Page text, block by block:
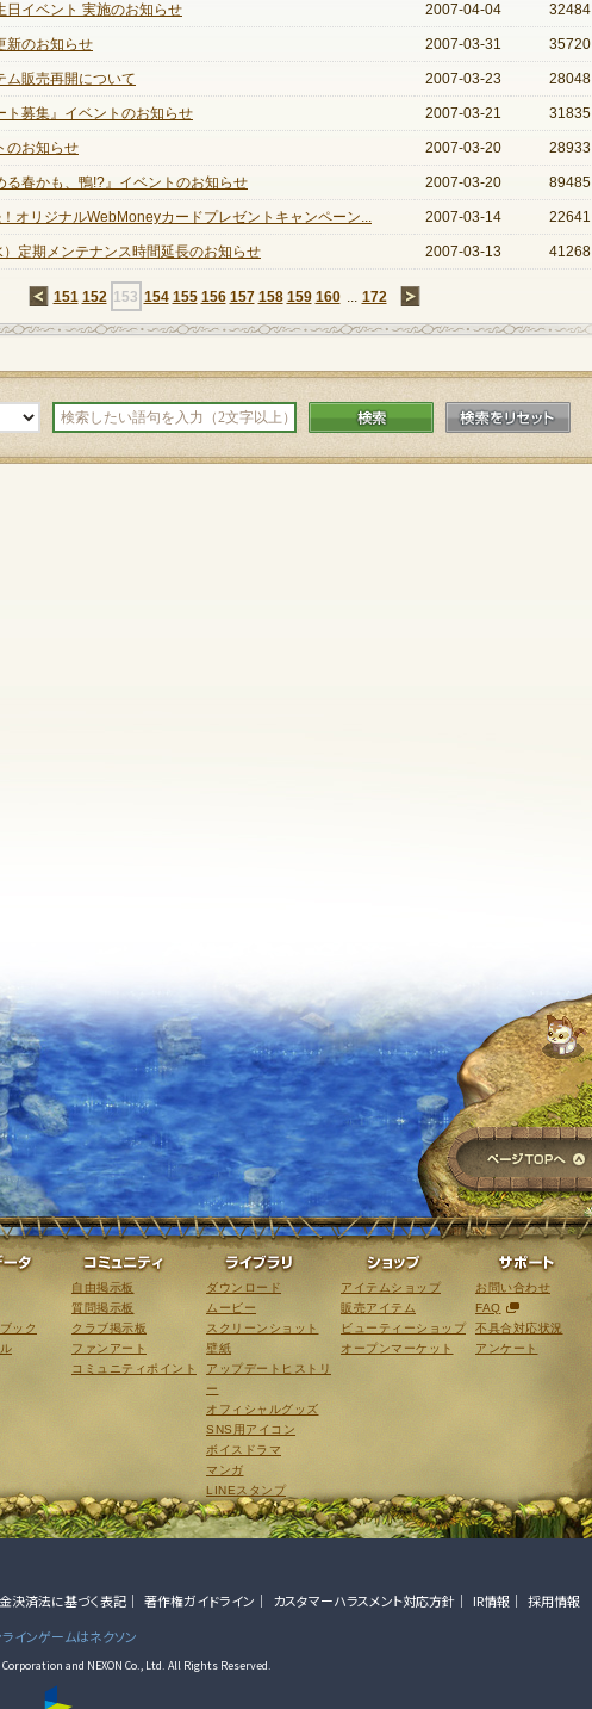
日イベント 実施のお知らせ 2007-04-04 32484
新のお知らせ 2007-03-31 35720
ム販売再開について 2007-03-23 28048
ト募集』イベントのお知らせ 2007-03-21 31835
のお知らせ 2007-03-20 28933
る春かも、鴨!?』イベントのお知らせ 2007-03-20 89485
！オリジナルWebMoneyカードプレゼントキャンペーン... 2007-03-14 22641
定期メンテナンス時間延長のお知らせ 2007-03-13 41268
←
151 152 153 154 155 156 157 158 159 160 ... 172
検索
ガイド ゲームデータ
ック
コミュニティ
自由掲示板
質問掲示板
クラブ掲示板
ファンアート
コミュニティポイント
ライブラリ
ダウンロード
ムービー
スクリーンショット
壁紙
アップデートヒストリ
ー
オフィシャルグッズ
SNS用アイコン
ボイスドラマ
マンガ
LINEスタンプ
ショップ
アイテムショップ
販売アイテム
ビューティーショップ
オープンマーケット
お問い合わせ
FAQ
不具合対応状況
アンケート
決済法に基づく表記 著作権ガイドライン カスタマーハラスメント対応方針 IR情報
採用情報
ラインゲームはネクソン
and NEXON Co., Ltd. All Rights Reserved.